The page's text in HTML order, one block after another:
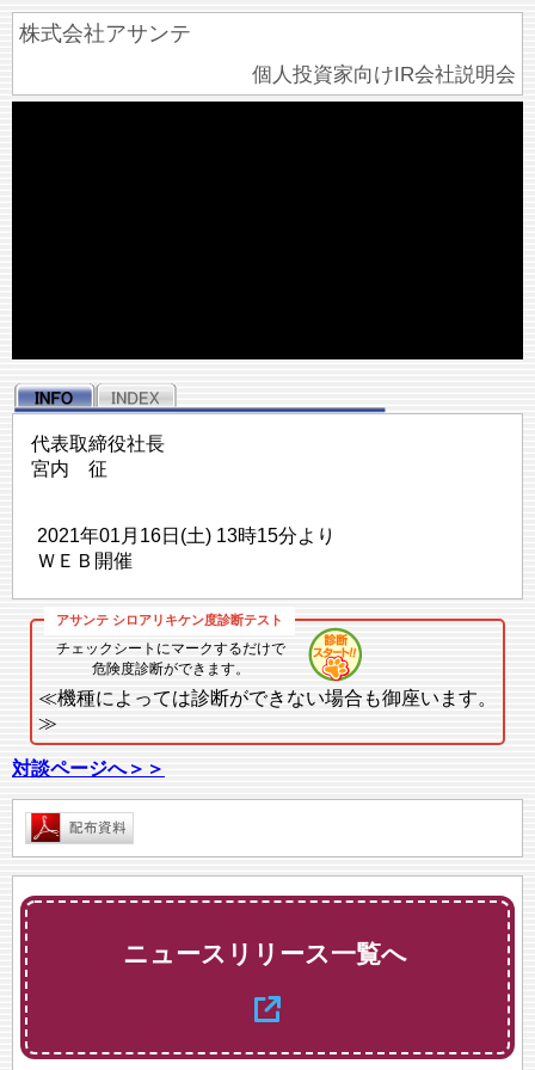
株式会社アサンテ
個人投資家向けIR会社説明会
代表取締役社長
宮内 征
2021年01月16日(土) 13時15分より
ＷＥＢ開催
チェックシートにマークするだけで
危険度診断ができます。
≪機種によっては診断ができない場合も御座います。
≫
対談ページへ＞＞
ニュースリリース一覧へ